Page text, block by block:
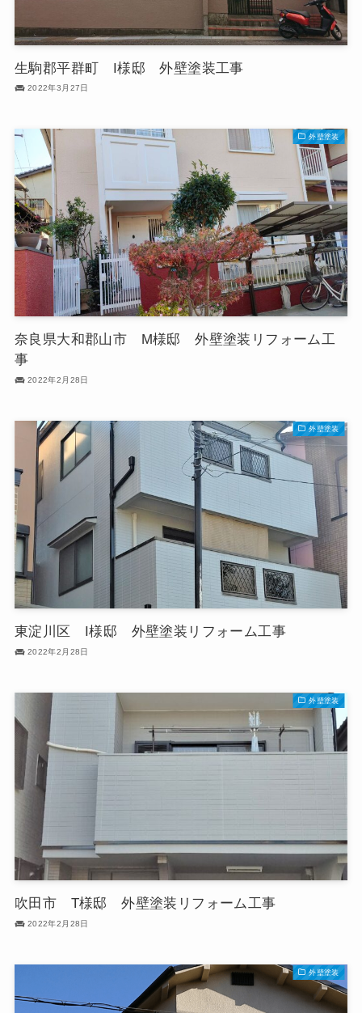
生駒郡平群町 I様邸 外壁塗装工事
2022年3月27日
外壁塗装
奈良県大和郡山市 M様邸 外壁塗装リフォーム工
事
2022年2月28日
外壁塗装
東淀川区 I様邸 外壁塗装リフォーム工事
2022年2月28日
外壁塗装
吹田市 T様邸 外壁塗装リフォーム工事
2022年2月28日
外壁塗装